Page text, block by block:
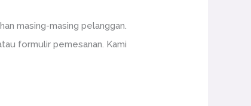
masing-masing pelanggan.
formulir pemesanan. Kami